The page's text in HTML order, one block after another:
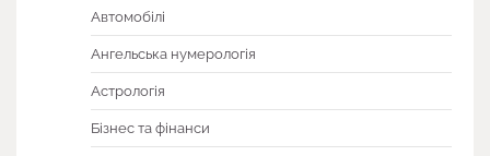
Автомобілі
Ангельська нумерологія
Астрологія
Бізнес та фінанси